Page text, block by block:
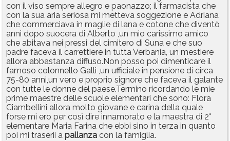
con il viso sempre allegro e paonazzo; il farmacista che
con la sua aria seriosa mi metteva soggezione e Adriana
che commerciava in maglie di lana e cotone che diventò
anni dopo suocera di Alberto ,un mio carissimo amico
che abitava nei pressi del cimitero di Suna e che suo
padre faceva il carrettiere in tutta Verbania, un mestiere
allora abbastanza diffuso.Non posso poi dimenticare il
famoso colonnello Galli ,un ufficiale in pensione di circa
75-80 anni,un vero e proprio signore che faceva il galante
con tutte le donne del paese.Termino ricordando le mie
prime maestre delle scuole elementari che sono: Flora
Ciambellini allora molto giovane e carina della quale
forse mi ero per così dire innamorato e la maestra di 2°
elementare Maria Farina che ebbi sino in terza in quanto
poi mi traserii a pallanza con la famiglia.